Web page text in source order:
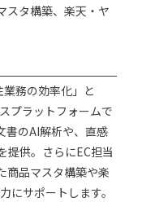
スタ構築、楽天・ヤ
務の効率化」と
プラットフォームで
書のAI解析や、直感
提供。さらにEC担当
商品マスタ構築や楽
にサポートします。